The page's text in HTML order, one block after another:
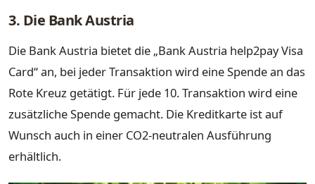
3. Die Bank Austria
Die Bank Austria bietet die „Bank Austria help2pay Visa
Card“ an, bei jeder Transaktion wird eine Spende an das
Rote Kreuz getätigt. Für jede 10. Transaktion wird eine
zusätzliche Spende gemacht. Die Kreditkarte ist auf
Wunsch auch in einer CO2-neutralen Ausführung
erhältlich.